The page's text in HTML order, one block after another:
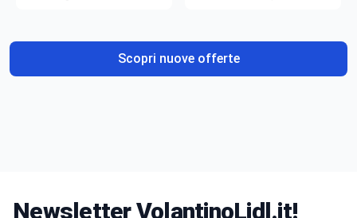
Scopri nuove offerte
Newsletter VolantinoLidl.it!